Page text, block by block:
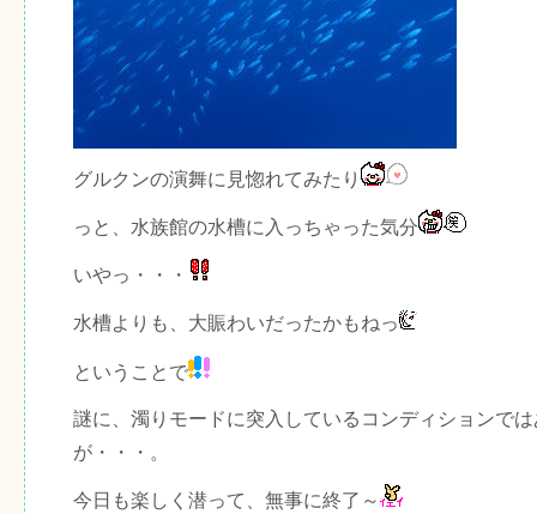
グルクンの演舞に見惚れてみたり
っと、水族館の水槽に入っちゃった気分
いやっ・・・
水槽よりも、大賑わいだったかもねっ
ということで
謎に、濁りモードに突入しているコンディションで
が・・・。
今日も楽しく潜って、無事に終了～